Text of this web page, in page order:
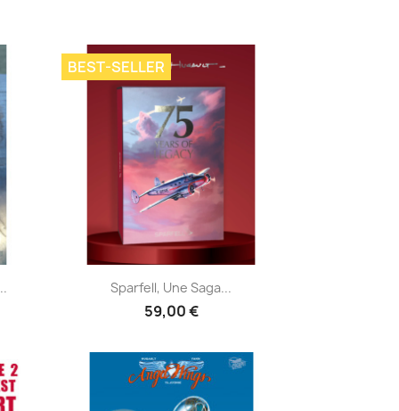
Aperçu rapide
Sparfell, Une Saga...
59,00 €
BEST-SELLER